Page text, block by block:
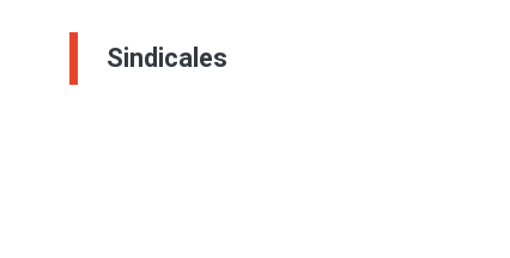
Sindicales